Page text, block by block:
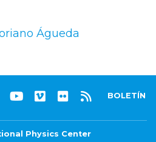
Águeda
BOLETÍN
Physics Center